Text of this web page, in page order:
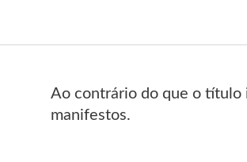
Ao contrário do que o título
manifestos.